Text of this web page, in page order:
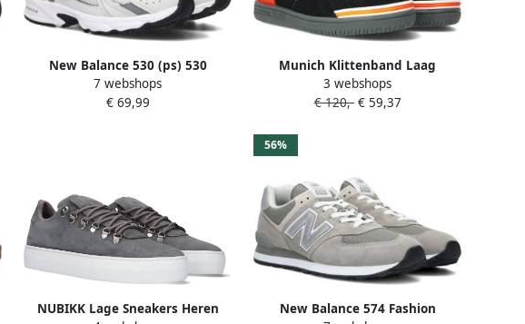
New Balance 530 (ps) 530
Schoenen grey matter maat: 34.5
beschikbare maaten:29 30 31 32
7 webshops
€ 69,99
Munich Klittenband Laag
Klittenband Laag donkergrijs
3 webshops
€ 120,-€ 59,37
NUBIKK Lage Sneakers Heren
56%
New Balance 574 Fashion